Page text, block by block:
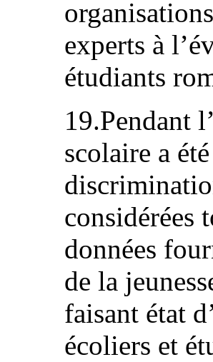
experts à
étudiants
19.Pendant
scolaire a
considérées
données
de la
faisant état
écoliers et